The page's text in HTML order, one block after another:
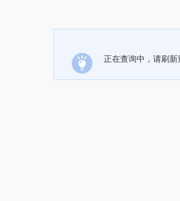
正在查询中，请刷新